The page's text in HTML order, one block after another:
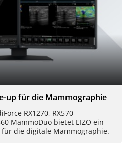
up für die Mammographie
RX1270, RX570
MammoDuo bietet EIZO ein
die digitale Mammographie.